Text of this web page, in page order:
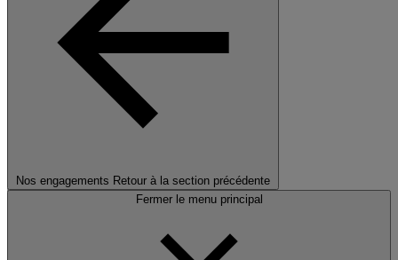
Nos engagements Retour à la section précédente
Fermer le menu principal